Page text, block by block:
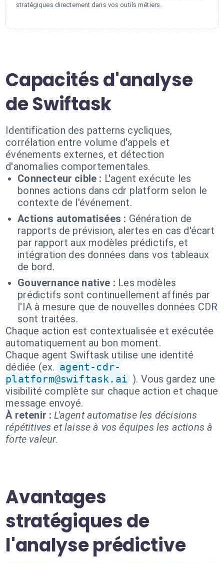
stratégiques directement dans vos outils métiers.
Capacités d'analyse
de Swiftask
Identification des patterns cycliques,
corrélation entre volume d'appels et
événements externes, et détection
d'anomalies comportementales.
Connecteur cible : L'agent exécute les
bonnes actions dans cdr platform selon le
contexte de l'événement.
Actions automatisées : Génération de
rapports de prévision, alertes en cas d'écart
par rapport aux modèles prédictifs, et
intégration des données dans vos tableaux
de bord.
Gouvernance native : Les modèles
prédictifs sont continuellement affinés par
l'IA à mesure que de nouvelles données CDR
sont traitées.
Chaque action est contextualisée et exécutée
automatiquement au bon moment.
Chaque agent Swiftask utilise une identité
dédiée (ex. agent-cdr-
platform@swiftask.ai ). Vous gardez une
visibilité complète sur chaque action et chaque
message envoyé.
À retenir : L'agent automatise les décisions
répétitives et laisse à vos équipes les actions à
forte valeur.
Avantages
stratégiques de
l'analyse prédictive